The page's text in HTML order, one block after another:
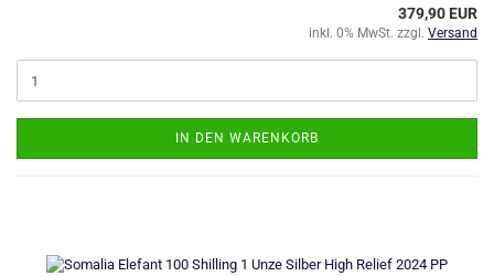
379,90 EUR
inkl. 0% MwSt. zzgl. Versand
IN DEN WARENKORB